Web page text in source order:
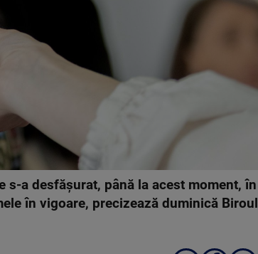
a desfăşurat, până la acest moment, în
în vigoare, precizează duminică Biroul